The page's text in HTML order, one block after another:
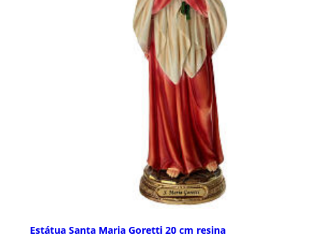
Estátua Santa Maria Goretti 20 cm resina